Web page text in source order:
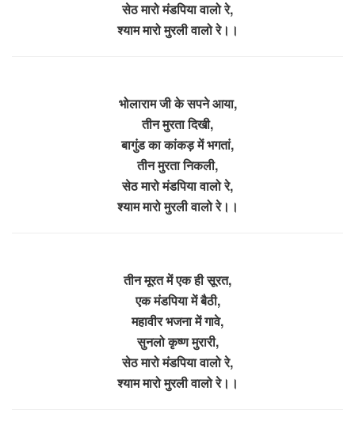
सेठ मारो मंडपिया वालो रे,
श्याम मारो मुरली वालो रे।।
भोलाराम जी के सपने आया,
तीन मुरता दिखी,
बागुंड का कांकड़ में भगतां,
तीन मुरता निकली,
सेठ मारो मंडपिया वालो रे,
श्याम मारो मुरली वालो रे।।
तीन मूरत में एक ही सूरत,
एक मंडपिया में बैठी,
महावीर भजना में गावे,
सुनलो कृष्ण मुरारी,
सेठ मारो मंडपिया वालो रे,
श्याम मारो मुरली वालो रे।।